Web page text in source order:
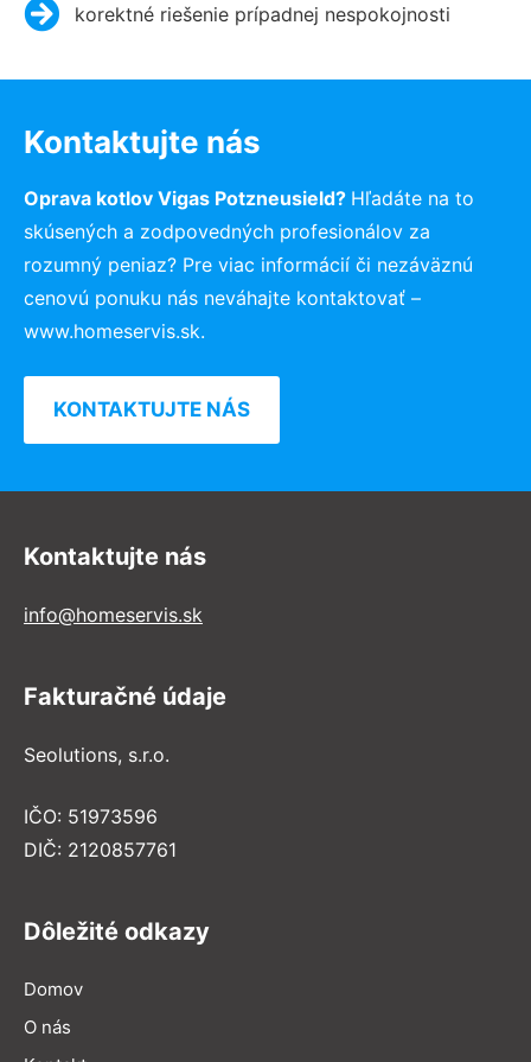
korektné riešenie prípadnej nespokojnosti
Kontaktujte nás
Oprava kotlov Vigas Potzneusield? Hľadáte na to
skúsených a zodpovedných profesionálov za
rozumný peniaz? Pre viac informácií či nezáväznú
cenovú ponuku nás neváhajte kontaktovať –
www.homeservis.sk.
KONTAKTUJTE NÁS
Kontaktujte nás
info@homeservis.sk
Fakturačné údaje
Seolutions, s.r.o.
IČO: 51973596
DIČ: 2120857761
Dôležité odkazy
Domov
O nás